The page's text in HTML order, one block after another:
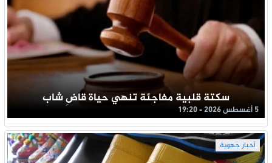
سكتة قلبية مفاجئة تنهي حياة قاضِ شاب
5 أغسطس 2026 - 19:20
أخبار جهوية